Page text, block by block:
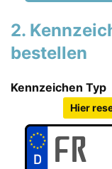
2.
bestellen
Kennzeichen Typ
Hier